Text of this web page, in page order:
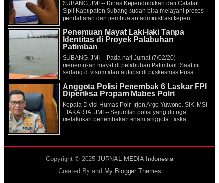
SUBANG, JMI -- Dinas Kependudukan dan Catatan
Sipil Kabupaten Subang sudah bisa melayani proses
pendaftaran dan pembuatan administrasi kepen...
Penemuan Mayat Laki-laki Tanpa
Identitas di Proyek Palabuhan
Patimban
SUBANG, JMI -- Pada hari Jumat (7/02/20)
menemukan mayat di pelabuhan Patimban. Saat ini
sedang di visum atau autopsi di puskesmas Pusa...
Anggota Polisi Penembak 6 Laskar FPI
Diperiksa Propam Mabes Polri
Kepala Divisi Humas Polri Irjen Argo Yuwono. SIK. MSI
JAKARTA, JMI -- Sejumlah polisi yang diduga
melakukan penembakan enam anggota Laska...
Copyright © 2025 JURNAL MEDIA Indonesia
Created By and My Blogger Themes